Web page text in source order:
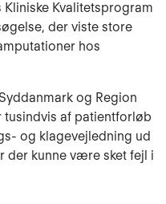
Kvalitetsprogram
der viste store
hos
og Region
af patientforløb
og klagevejledning ud
der kunne være sket fejl i